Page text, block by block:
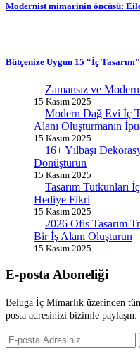
Modernist mimarinin öncüsü:
Bütçenize Uygun 15 “İç
Zamansız ve
15 Kasım 2025
Modern Dağ Evi İç
Alanı Oluşturmanın
15 Kasım 2025
16+ Yılbaşı
Dönüştürün
15 Kasım 2025
Tasarım Tutkunları
Hediye Fikri
15 Kasım 2025
2026 Ofis Tasarım
Bir İş Alanı Oluşturun
15 Kasım 2025
E-posta Aboneliği
Beluga İç Mimarlık üzerinden
posta adresinizi bizimle paylaşın.